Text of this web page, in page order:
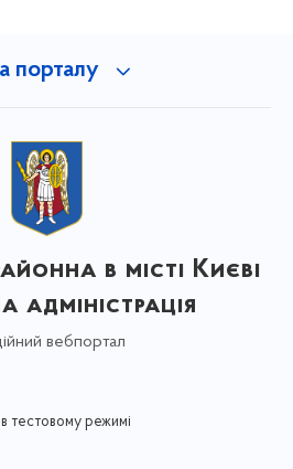
порталу
в місті Києві
адміністрація
вебпортал
тестовому режимі